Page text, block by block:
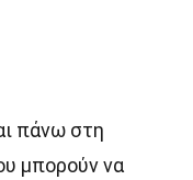
πάνω στη
μπορούν να